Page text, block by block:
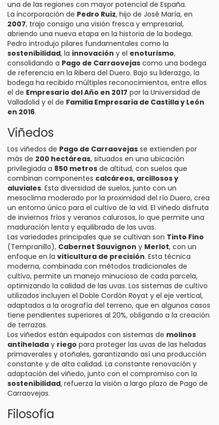
una de las regiones con mayor potencial de España.
La incorporación de Pedro Ruiz, hijo de José María, en
2007, trajo consigo una visión fresca y empresarial,
abriendo una nueva etapa en la historia de la bodega.
Pedro introdujo pilares fundamentales como la
sostenibilidad, la innovación y el enoturismo,
consolidando a Pago de Carraovejas como una bodega
de referencia en la Ribera del Duero. Bajo su liderazgo, la
bodega ha recibido múltiples reconocimientos, entre ellos
el de Empresario del Año en 2017 por la Universidad de
Valladolid y el de Familia Empresaria de Castilla y León
en 2016.
Viñedos
Los viñedos de Pago de Carraovejas se extienden por
más de 200 hectáreas, situados en una ubicación
privilegiada a 850 metros de altitud, con suelos que
combinan componentes calcáreos, arcillosos y
aluviales. Esta diversidad de suelos, junto con un
mesoclima moderado por la proximidad del río Duero, crea
un entorno único para el cultivo de la vid. El viñedo disfruta
de inviernos fríos y veranos calurosos, lo que permite una
maduración lenta y equilibrada de las uvas.
Las variedades principales que se cultivan son Tinto Fino
(Tempranillo), Cabernet Sauvignon y Merlot, con un
enfoque en la viticultura de precisión. Esta técnica
moderna, combinada con métodos tradicionales de
cultivo, permite un manejo minucioso de cada parcela,
optimizando la calidad de las uvas. Los sistemas de cultivo
utilizados incluyen el Doble Cordón Royat y el eje vertical,
adaptados a la orografía del terreno, que en algunos casos
tiene pendientes superiores al 20%, obligando a la creación
de terrazas.
Los viñedos están equipados con sistemas de molinos
antihelada y riego para proteger las uvas de las heladas
primaverales y otoñales, garantizando así una producción
constante y de alta calidad. La constante renovación y
adaptación del viñedo, junto con el compromiso con la
sostenibilidad, refuerza la visión a largo plazo de Pago de
Carraovejas.
Filosofía